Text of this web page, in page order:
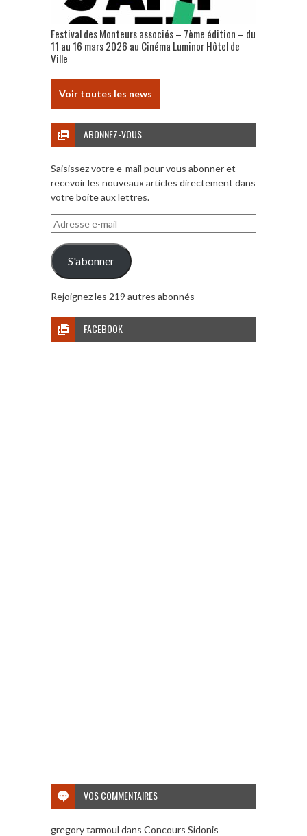
Festival des Monteurs associés – 7ème édition – du
11 au 16 mars 2026 au Cinéma Luminor Hôtel de
Ville
Voir toutes les news
ABONNEZ-VOUS
Saisissez votre e-mail pour vous abonner et
recevoir les nouveaux articles directement dans
votre boite aux lettres.
Adresse
e-
mail
S'abonner
Rejoignez les 219 autres abonnés
FACEBOOK
VOS COMMENTAIRES
gregory tarmoul dans Concours Sidonis